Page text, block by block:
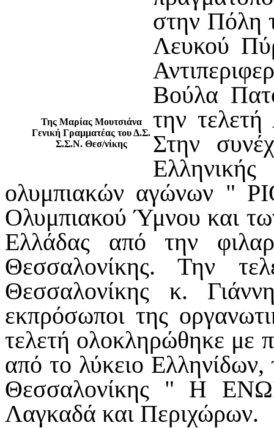
Της Μαρίας Μουτσιάνα
Γενική Γραμματέας του Δ.Σ.
Σ.Σ.Ν. Θεσ/νίκης
στην Πόλη
Λευκού
Βούλα
την
Στην
ολυμπιακών αγώνων "
Ολυμπιακού Ύμνου και
Ελλάδας από την
Θεσσαλονίκης. Την
Θεσσαλονίκης κ.
εκπρόσωποι της
τελετή ολοκληρώθηκε με
από το λύκειο
Θεσσαλονίκης " Η
Λαγκαδά και Περιχώρων.